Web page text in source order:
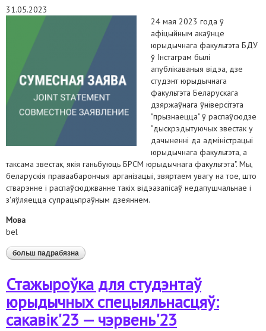
31.05.2023
24 мая 2023 года ў
афіцыйным акаўнце
юрыдычнага факультэта БДУ
ў Інстаграм былі
апублікаваныя відэа, дзе
студэнт юрыдычнага
факультэта Беларускага
дзяржаўнага ўніверсітэта
"прызнаецца" ў распаўсюдзе
"дыскрэдытуючых звестак у
дачыненні да адміністрацыі
юрыдычнага факультэта, а
таксама звестак, якія ганьбуюць БРСМ юрыдычнага факультэта". Мы,
беларускія праваабарончыя арганізацыі, звяртаем увагу на тое, што
стварэнне і распаўсюджванне такіх відэазапісаў недапушчальнае і
з'яўляецца супрацьпраўным дзеяннем.
Мова
bel
больш падрабязна аб сумесная заява беларускіх праваабарончых
арганізацый наконт распаўсюду юрыдычным
Стажыроўка для студэнтаў
юрыдычных спецыяльнасцяў:
сакавік'23 — чэрвень'23